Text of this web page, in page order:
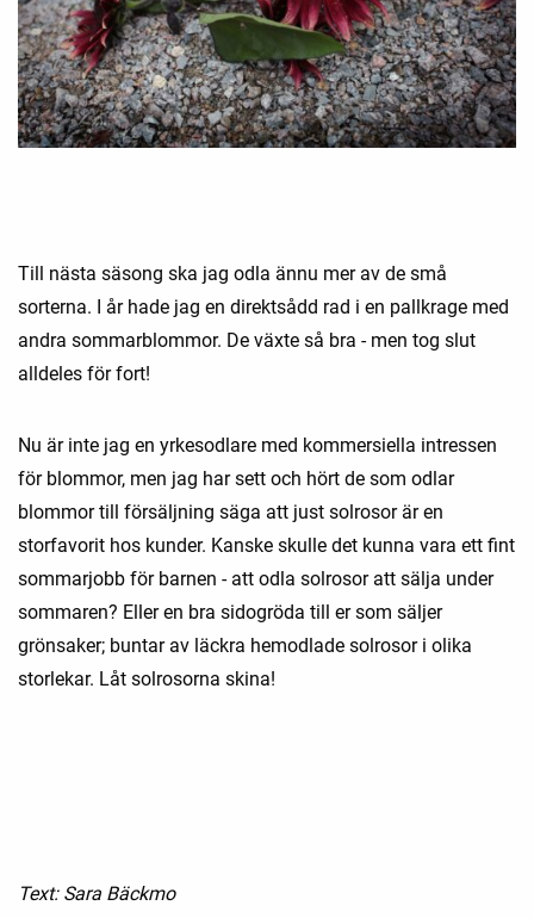
Till nästa säsong ska jag odla ännu mer av de små
sorterna. I år hade jag en direktsådd rad i en pallkrage med
andra sommarblommor. De växte så bra - men tog slut
alldeles för fort!
Nu är inte jag en yrkesodlare med kommersiella intressen
för blommor, men jag har sett och hört de som odlar
blommor till försäljning säga att just solrosor är en
storfavorit hos kunder. Kanske skulle det kunna vara ett fint
sommarjobb för barnen - att odla solrosor att sälja under
sommaren? Eller en bra sidogröda till er som säljer
grönsaker; buntar av läckra hemodlade solrosor i olika
storlekar. Låt solrosorna skina!
Text: Sara Bäckmo